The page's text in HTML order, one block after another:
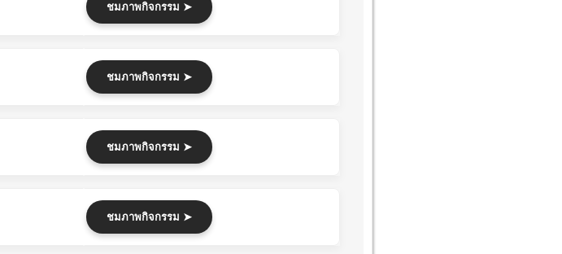
ชมภาพกิจกรรม ➤
ชมภาพกิจกรรม ➤
ชมภาพกิจกรรม ➤
ชมภาพกิจกรรม ➤